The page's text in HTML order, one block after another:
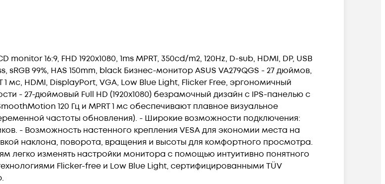
monitor 16:9, FHD 1920x1080, 1ms MPRT, 350cd/m2, 120Hz, D-sub, HDMI, DP, USB
sRGB 99%, HAS 150mm, black Бизнес-монитор ASUS VA279QGS - 27 дюймов,
1 мс, HDMI, DisplayPort, VGA, Low Blue Light, Flicker Free, эргономичный
- 27-дюймовый Full HD (1920x1080) безрамочный дизайн с IPS-панелью с
120 Гц и MPRT 1 мс обеспечивают плавное визуальное
частоты обновления). - Широкие возможности подключения:
- Возможность настенного крепления VESA для экономии места на
наклона, поворота, вращения и высоты для комфортного просмотра.
легко изменять настройки монитора с помощью интуитивно понятного
Flicker-free и Low Blue Light, сертифицированными TÜV